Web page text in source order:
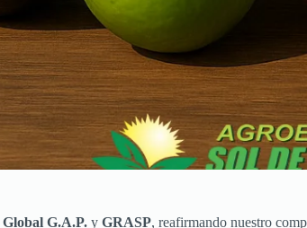
Global G.A.P. y GRASP, reafirmando nuestro